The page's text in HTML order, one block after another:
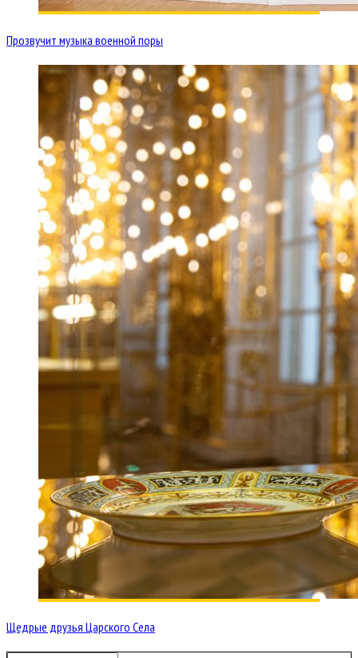
Прозвучит музыка военной поры
Щедрые друзья Царского Села